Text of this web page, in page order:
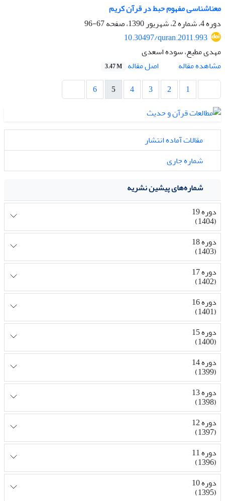
معناشناسی مفهوم حبط در قرآن کریم
دوره 4، شماره 2، شهریور 1390، صفحه
67-96
10.30497/quran.2011.993
مهدی مطیع، سوده اسعدی
مشاهده مقاله
اصل مقاله 3.47 M
1
2
3
4
5
6
مقالات آماده انتشار
شماره جاری
شماره‌های پیشین نشریه
دوره 19
(1404)
دوره 18
(1403)
دوره 17
(1402)
دوره 16
(1401)
دوره 15
(1400)
دوره 14
(1399)
دوره 13
(1398)
دوره 12
(1397)
دوره 11
(1396)
دوره 10
(1395)